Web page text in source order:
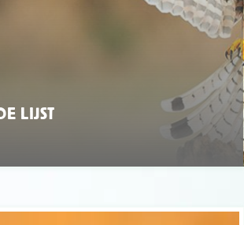
LIJST